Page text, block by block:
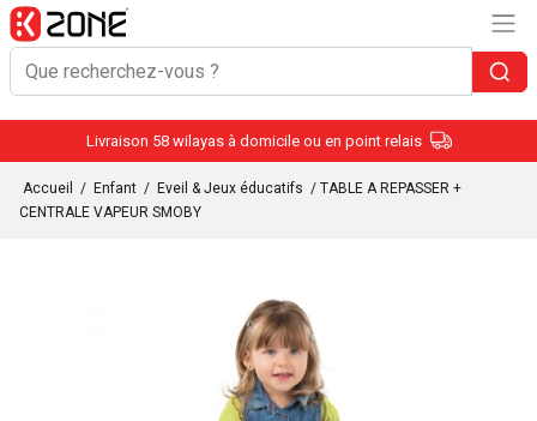
Livraison 58 wilayas à domicile ou en point relais
Accueil / Enfant / Eveil & Jeux éducatifs / TABLE A REPASSER +
CENTRALE VAPEUR SMOBY